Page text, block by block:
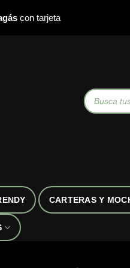
con tarjeta
Búsqueda
de
productos
CARTERAS Y